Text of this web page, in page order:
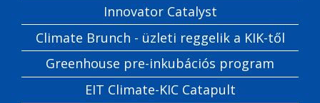
Innovator Catalyst
Climate Brunch - üzleti reggelik a KIK-től
Greenhouse pre-inkubációs program
EIT Climate-KIC Catapult